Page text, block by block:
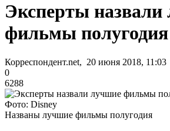
Эксперты
фильмы полугодия
Корреспондент.net, 20 июня 2018, 11:03
0
6288
Фото: Disney
Названы лучшие фильмы полугодия